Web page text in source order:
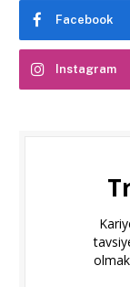
Facebook
Instagram